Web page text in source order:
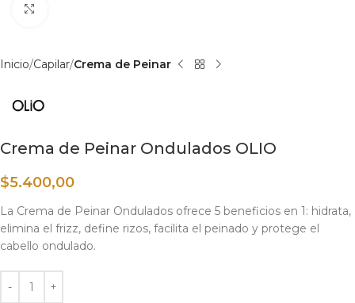
Inicio Capilar Crema de Peinar
Crema de Peinar Ondulados OLIO
$5.400,00
La Crema de Peinar Ondulados ofrece 5 beneficios en 1: hidrata,
elimina el frizz, define rizos, facilita el peinado y protege el
cabello ondulado.